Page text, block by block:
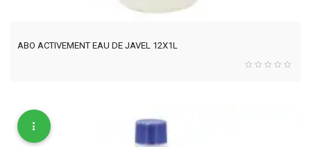
ABO ACTIVEMENT EAU DE JAVEL 12X1L